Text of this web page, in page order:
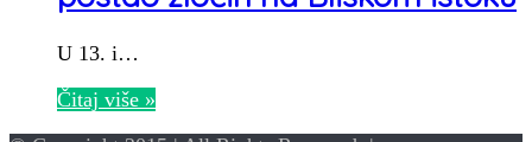
U 13. i…
Čitaj više »